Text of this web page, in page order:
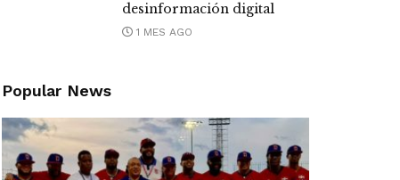
desinformación digital
1 MES AGO
Popular News